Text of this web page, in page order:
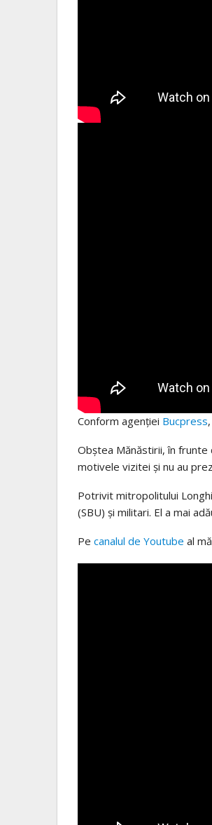
Conform agenției Bucpress
Obștea Mănăstirii, în frunte
motivele vizitei și nu au
Potrivit mitropolitului
(SBU) și militari. El a mai
Pe canalul de Youtube al